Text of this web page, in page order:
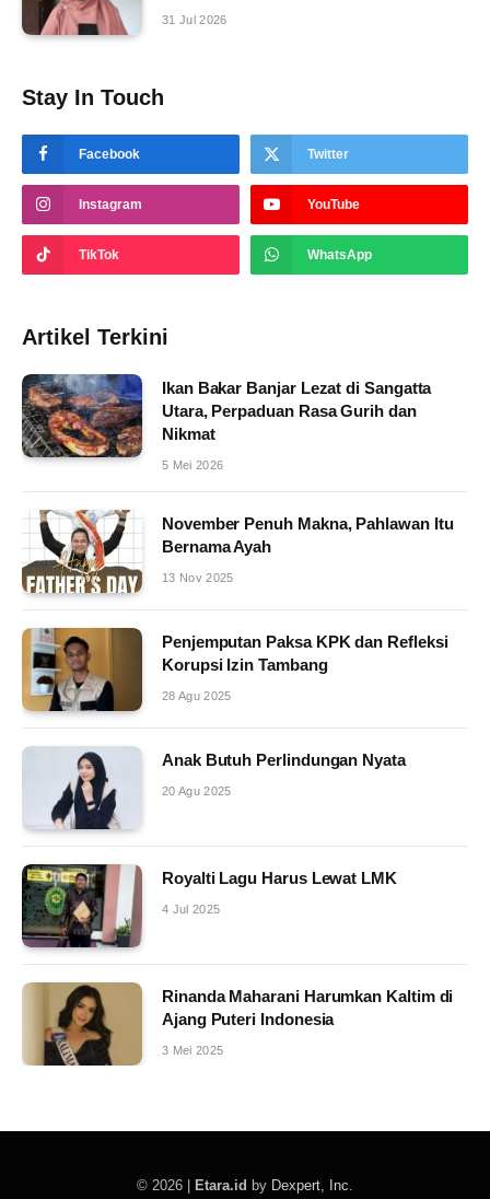
31 Jul 2026
Stay In Touch
Facebook Twitter
Instagram YouTube
TikTok WhatsApp
Artikel Terkini
Ikan Bakar Banjar Lezat di Sangatta
Utara, Perpaduan Rasa Gurih dan
Nikmat
5 Mei 2026
November Penuh Makna, Pahlawan Itu
Bernama Ayah
13 Nov 2025
Penjemputan Paksa KPK dan Refleksi
Korupsi Izin Tambang
28 Agu 2025
Anak Butuh Perlindungan Nyata
20 Agu 2025
Royalti Lagu Harus Lewat LMK
4 Jul 2025
Rinanda Maharani Harumkan Kaltim di
Ajang Puteri Indonesia
3 Mei 2025
© 2026 | Etara.id by Dexpert, Inc.